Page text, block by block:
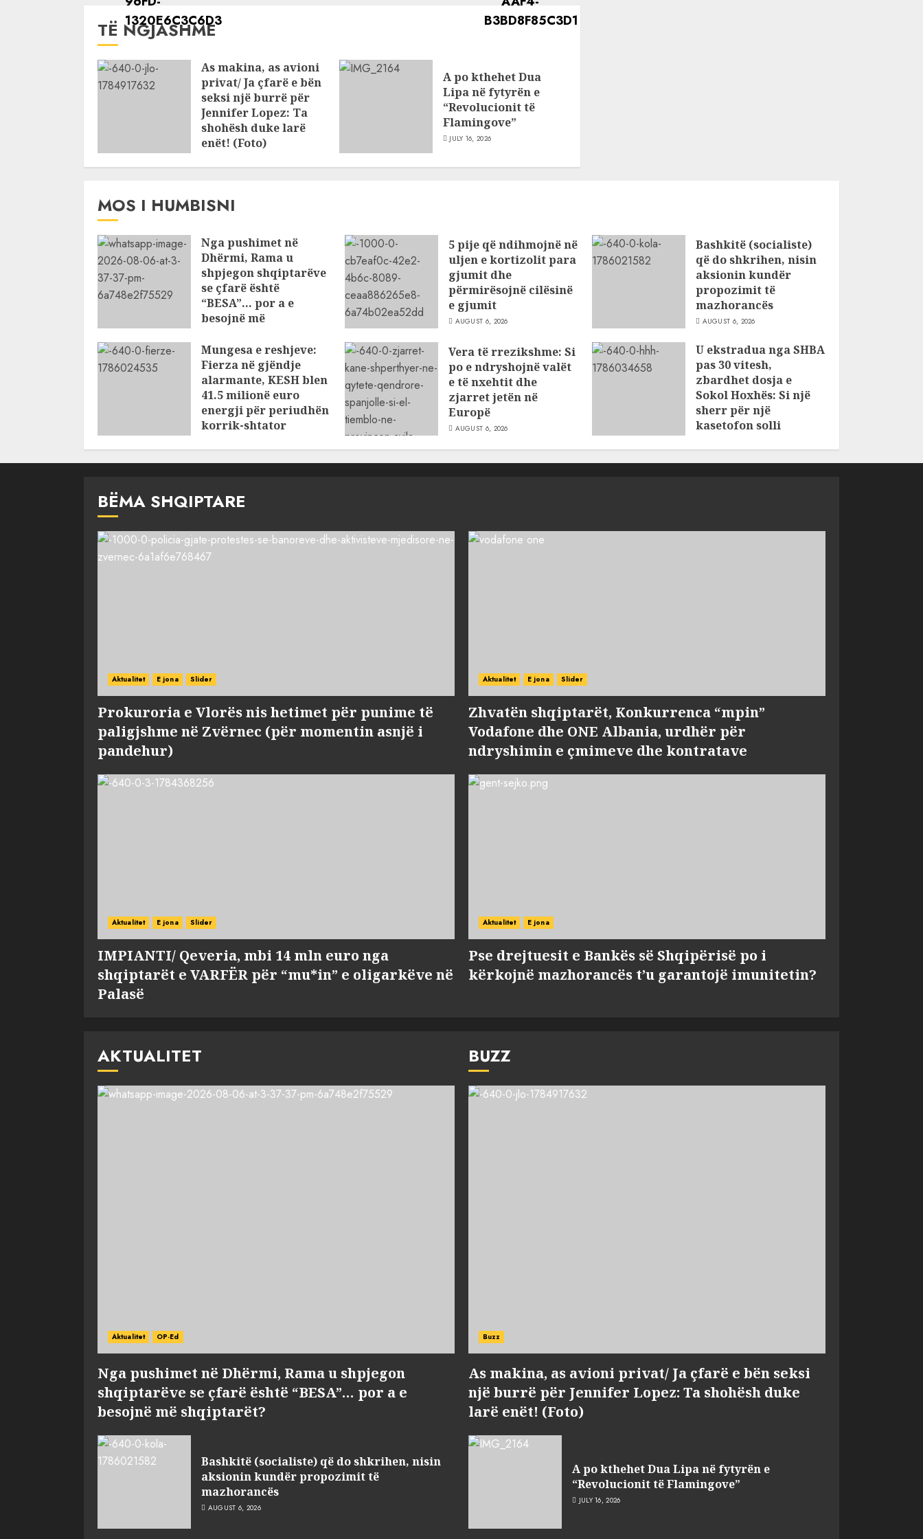
TË NGJASHME
As makina, as avioni
privat/ Ja çfarë e bën
seksi një burrë për
Jennifer Lopez: Ta
shohësh duke larë
enët! (Foto)
A po kthehet Dua
Lipa në fytyrën e
“Revolucionit të
Flamingove”
JULY 16, 2026
MOS I HUMBISNI
Nga pushimet në
Dhërmi, Rama u
shpjegon shqiptarëve
se çfarë është
“BESA”… por a e
besojnë më
AUGUST 6, 2026
5 pije që ndihmojnë në
uljen e kortizolit para
gjumit dhe
përmirësojnë cilësinë
e gjumit
AUGUST 6, 2026
Bashkitë (socialiste)
që do shkrihen, nisin
aksionin kundër
propozimit të
mazhorancës
AUGUST 6, 2026
Mungesa e reshjeve:
Fierza në gjëndje
alarmante, KESH blen
41.5 milionë euro
energji për periudhën
korrik-shtator
Vera të rrezikshme: Si
po e ndryshojnë valët
e të nxehtit dhe
zjarret jetën në
Europë
AUGUST 6, 2026
U ekstradua nga SHBA
pas 30 vitesh,
zbardhet dosja e
Sokol Hoxhës: Si një
sherr për një
kasetofon solli
BËMA SHQIPTARE
Aktualitet E jona Slider
Prokuroria e Vlorës nis hetimet për punime të
paligjshme në Zvërnec (për momentin asnjë i
pandehur)
Aktualitet E jona Slider
Zhvatën shqiptarët, Konkurrenca “mpin”
Vodafone dhe ONE Albania, urdhër për
ndryshimin e çmimeve dhe kontratave
Aktualitet E jona Slider
IMPIANTI/ Qeveria, mbi 14 mln euro nga
shqiptarët e VARFËR për “mu*in” e oligarkëve në
Palasë
Aktualitet E jona
Pse drejtuesit e Bankës së Shqipërisë po i
kërkojnë mazhorancës t’u garantojë imunitetin?
AKTUALITET
Aktualitet OP-Ed
Nga pushimet në Dhërmi, Rama u shpjegon
shqiptarëve se çfarë është “BESA”… por a e
besojnë më shqiptarët?
Bashkitë (socialiste) që do shkrihen, nisin
aksionin kundër propozimit të
mazhorancës
AUGUST 6, 2026
BUZZ
Buzz
As makina, as avioni privat/ Ja çfarë e bën seksi
një burrë për Jennifer Lopez: Ta shohësh duke
larë enët! (Foto)
A po kthehet Dua Lipa në fytyrën e
“Revolucionit të Flamingove”
JULY 16, 2026